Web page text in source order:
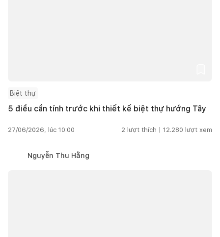
Biệt thự
5 điều cần tính trước khi thiết kế biệt thự hướng Tây
27/06/2026, lúc 10:00 2 lượt thích | 12.280 lượt xem
Nguyễn Thu Hằng